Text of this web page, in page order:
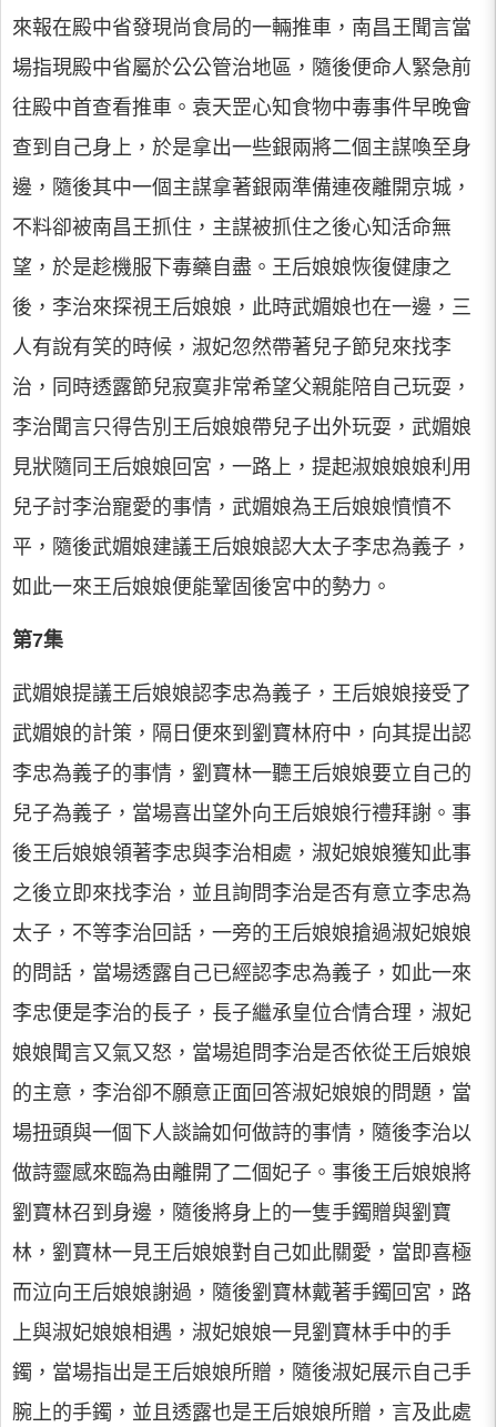
來報在殿中省發現尚食局的一輛推車，南昌王聞言當
場指現殿中省屬於公公管治地區，隨後便命人緊急前
往殿中首查看推車。袁天罡心知食物中毒事件早晚會
查到自己身上，於是拿出一些銀兩將二個主謀喚至身
邊，隨後其中一個主謀拿著銀兩準備連夜離開京城，
不料卻被南昌王抓住，主謀被抓住之後心知活命無
望，於是趁機服下毒藥自盡。王后娘娘恢復健康之
後，李治來探視王后娘娘，此時武媚娘也在一邊，三
人有說有笑的時候，淑妃忽然帶著兒子節兒來找李
治，同時透露節兒寂寞非常希望父親能陪自己玩耍，
李治聞言只得告別王后娘娘帶兒子出外玩耍，武媚娘
見狀隨同王后娘娘回宮，一路上，提起淑娘娘娘利用
兒子討李治寵愛的事情，武媚娘為王后娘娘憤憤不
平，隨後武媚娘建議王后娘娘認大太子李忠為義子，
如此一來王后娘娘便能鞏固後宮中的勢力。
第7集
武媚娘提議王后娘娘認李忠為義子，王后娘娘接受了
武媚娘的計策，隔日便來到劉寶林府中，向其提出認
李忠為義子的事情，劉寶林一聽王后娘娘要立自己的
兒子為義子，當場喜出望外向王后娘娘行禮拜謝。事
後王后娘娘領著李忠與李治相處，淑妃娘娘獲知此事
之後立即來找李治，並且詢問李治是否有意立李忠為
太子，不等李治回話，一旁的王后娘娘搶過淑妃娘娘
的問話，當場透露自己已經認李忠為義子，如此一來
李忠便是李治的長子，長子繼承皇位合情合理，淑妃
娘娘聞言又氣又怒，當場追問李治是否依從王后娘娘
的主意，李治卻不願意正面回答淑妃娘娘的問題，當
場扭頭與一個下人談論如何做詩的事情，隨後李治以
做詩靈感來臨為由離開了二個妃子。事後王后娘娘將
劉寶林召到身邊，隨後將身上的一隻手鐲贈與劉寶
林，劉寶林一見王后娘娘對自己如此關愛，當即喜極
而泣向王后娘娘謝過，隨後劉寶林戴著手鐲回宮，路
上與淑妃娘娘相遇，淑妃娘娘一見劉寶林手中的手
鐲，當場指出是王后娘娘所贈，隨後淑妃展示自己手
腕上的手鐲，並且透露也是王后娘娘所贈，言及此處